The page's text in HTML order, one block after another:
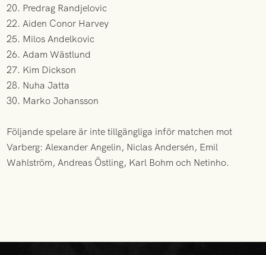
20. Predrag Randjelovic
22. Aiden Conor Harvey
25. Milos Andelkovic
26. Adam Wästlund
27. Kim Dickson
28. Nuha Jatta
30. Marko Johansson
Följande spelare är inte tillgängliga inför matchen mot
Varberg: Alexander Angelin, Niclas Andersén, Emil
Wahlström, Andreas Östling, Karl Bohm och Netinho.